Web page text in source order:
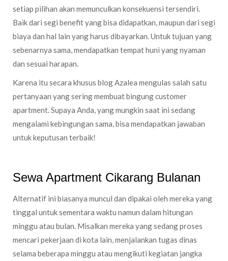
setiap pilihan akan memunculkan konsekuensi tersendiri.
Baik dari segi benefit yang bisa didapatkan, maupun dari segi
biaya dan hal lain yang harus dibayarkan. Untuk tujuan yang
sebenarnya sama, mendapatkan tempat huni yang nyaman
dan sesuai harapan.
Karena itu secara khusus blog Azalea mengulas salah satu
pertanyaan yang sering membuat bingung customer
apartment. Supaya Anda, yang mungkin saat ini sedang
mengalami kebingungan sama, bisa mendapatkan jawaban
untuk keputusan terbaik!
Sewa Apartment Cikarang Bulanan
Alternatif ini biasanya muncul dan dipakai oleh mereka yang
tinggal untuk sementara waktu namun dalam hitungan
minggu atau bulan. Misalkan mereka yang sedang proses
mencari pekerjaan di kota lain, menjalankan tugas dinas
selama beberapa minggu atau mengikuti kegiatan jangka